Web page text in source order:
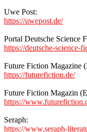
Uwe Post:
https://uwepost.de/
Portal Deutsche Science
https://deutsche-science-
Future Fiction Magazine
https://futurefiction.de/
Future Fiction Magazin
https://
Seraph:
https://www.seraph-